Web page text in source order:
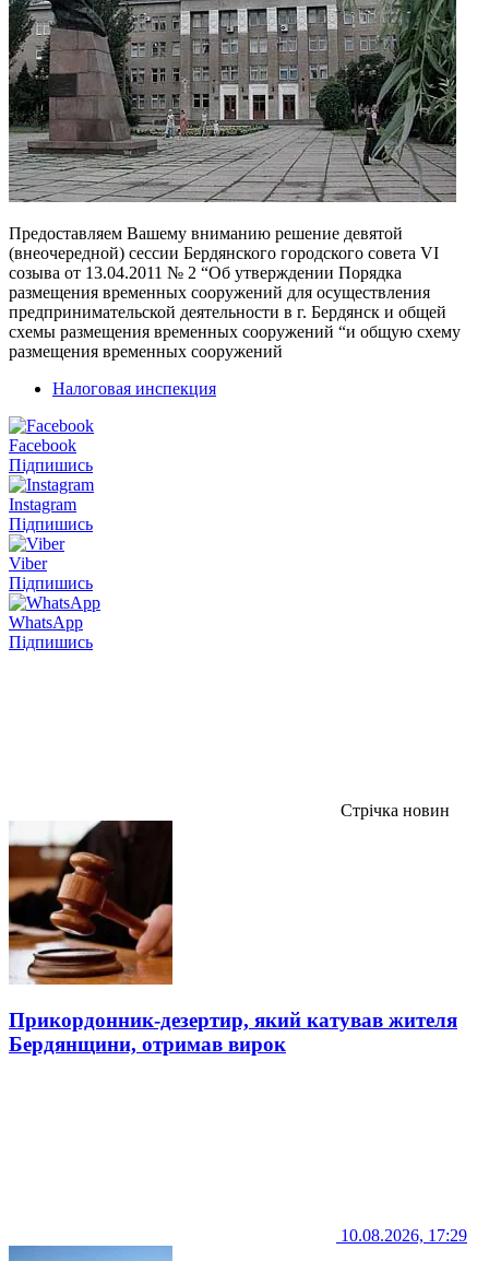
Предоставляем Вашему вниманию решение девятой
(внеочередной) сессии Бердянского городского совета VI
созыва от 13.04.2011 № 2 “Об утверждении Порядка
размещения временных сооружений для осуществления
предпринимательской деятельности в г. Бердянск и общей
схемы размещения временных сооружений “и общую схему
размещения временных сооружений
Налоговая инспекция
Facebook
Підпишись
Instagram
Підпишись
Viber
Підпишись
WhatsApp
Підпишись
Стрічка новин
Прикордонник-дезертир, який катував жителя
Бердянщини, отримав вирок
10.08.2026, 17:29